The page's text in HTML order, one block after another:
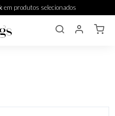
em produtos selecionados